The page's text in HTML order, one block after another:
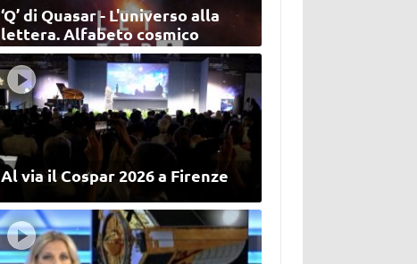
‘Q’ di Quasar - L'universo alla
lettera. Alfabeto cosmico
Al via il Cospar 2026 a Firenze